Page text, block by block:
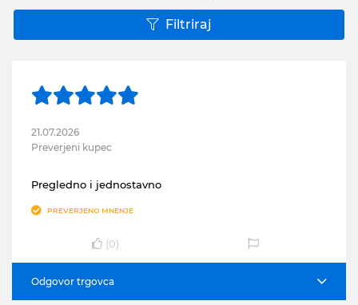
Filtriraj
21.07.2026
Preverjeni kupec
Pregledno i jednostavno
PREVERJENO MNENJE
(0)
Odgovor trgovca